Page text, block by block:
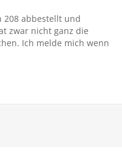
208 abbestellt und
zwar nicht ganz die
Ich melde mich wenn